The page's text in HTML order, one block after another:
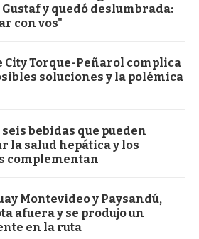
y quedó deslumbrada:
con vos"
City Torque-Peñarol complica
soluciones y la polémica
bebidas que pueden
la salud hepática y los
complementan
Montevideo y Paysandú,
afuera y se produjo un
en la ruta